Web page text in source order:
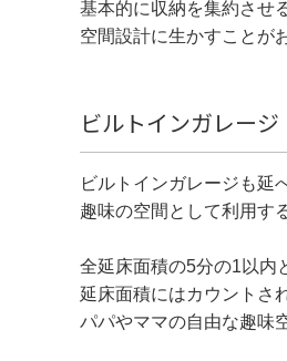
基本的に収納を集約させ
空間設計に生かすことが
ビルトインガレージ
ビルトインガレージも延
趣味の空間として利用す
全延床面積の5分の1以内
延床面積にはカウントさ
パパやママの自由な趣味